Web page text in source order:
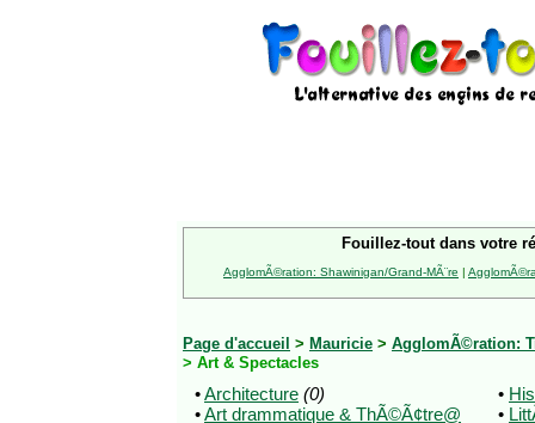
Fouillez-tout dans votre
AgglomÃ©ration: Shawinigan/Grand-MÃ¨re |
Page d'accueil > Mauricie > AgglomÃ©ration:
> Art & Spectacles
•Architecture (0)
•Art drammatique & ThÃ©Ã¢tre@
•
•